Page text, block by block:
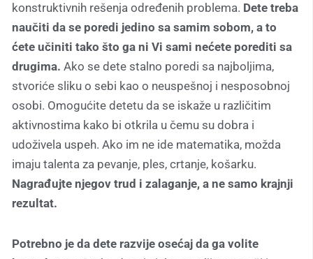
konstruktivnih rešenja određenih problema. Dete treba
naučiti da se poredi jedino sa samim sobom, a to
ćete učiniti tako što ga ni Vi sami nećete porediti sa
drugima. Ako se dete stalno poredi sa najboljima,
stvoriće sliku o sebi kao o neuspešnoj i nesposobnoj
osobi. Omogućite detetu da se iskaže u različitim
aktivnostima kako bi otkrila u čemu su dobra i
udoživela uspeh. Ako im ne ide matematika, možda
imaju talenta za pevanje, ples, crtanje, košarku.
Nagrađujte njegov trud i zalaganje, a ne samo krajnji
rezultat.
Potrebno je da dete razvije osećaj da ga volite